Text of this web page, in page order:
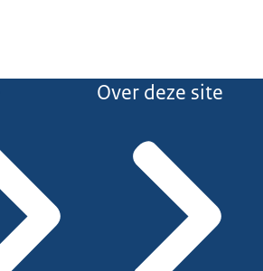
Over deze site